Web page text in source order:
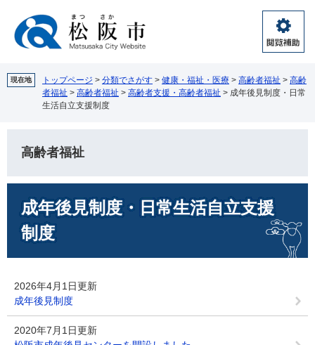
閲
覧
助
現在地 トップページ > 分類でさがす > 健康・福祉・医療 > 高齢者福祉 > 高齢
者福祉 > 高齢者福祉 > 高齢者支援・高齢者福祉 > 成年後見制度・日常
生活自立支援制度
高齢者福祉
成年後見制度・日常生活自立支援
制度
2026年4月1日更新
成年後見制度
2020年7月1日更新